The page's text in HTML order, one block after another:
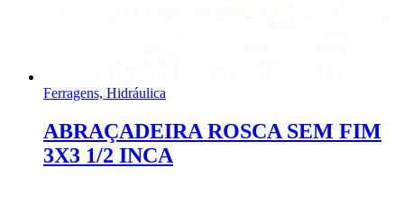
Ferragens, Hidráulica
ABRAÇADEIRA ROSCA SEM FIM
3X3 1/2 INCA